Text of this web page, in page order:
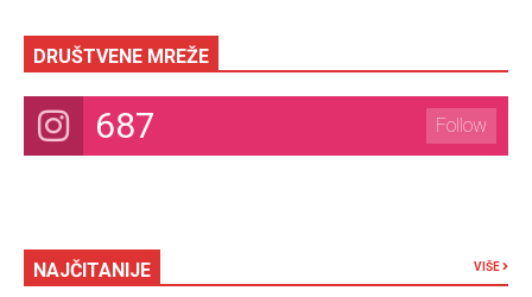
DRUŠTVENE MREŽE
687 Follow
NAJČITANIJE VIŠE